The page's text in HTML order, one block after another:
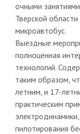
очными
Тверской
микроавтобус.
Выездные
полноценная
технологий.
таким образом,
летним, и 17-
практическим
пилотирования